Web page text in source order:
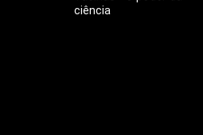
ciência